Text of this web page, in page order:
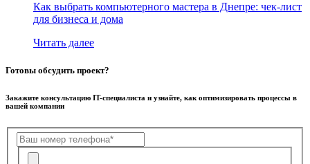
Как выбрать компьютерного мастера в Днепре: чек-лист
для бизнеса и дома
Читать далее
Готовы обсудить проект?
Закажите консультацию IT-специалиста и узнайте, как оптимизировать процессы в
вашей компании